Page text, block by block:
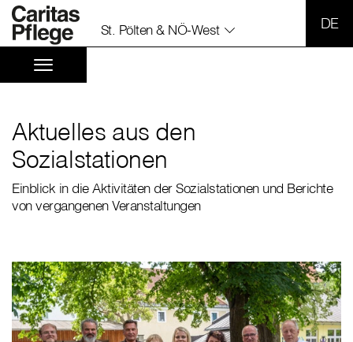
St. Pölten & NÖ-West
Aktuelles aus den
Sozialstationen
Einblick in die Aktivitäten der Sozialstationen und Berichte
von vergangenen Veranstaltungen